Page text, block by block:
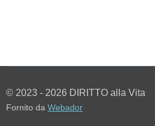
© 2023 - 2026 DIRITTO alla Vita
Fornito da Webador